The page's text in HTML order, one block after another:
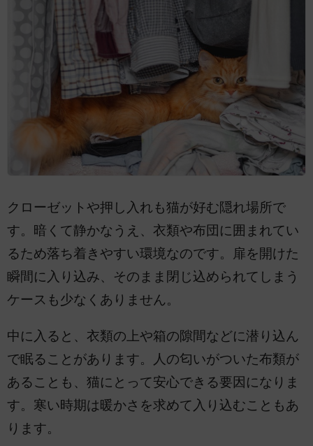
クローゼットや押し入れも猫が好む隠れ場所で
す。暗くて静かなうえ、衣類や布団に囲まれてい
るため落ち着きやすい環境なのです。扉を開けた
瞬間に入り込み、そのまま閉じ込められてしまう
ケースも少なくありません。
中に入ると、衣類の上や箱の隙間などに潜り込ん
で眠ることがあります。人の匂いがついた布類が
あることも、猫にとって安心できる要因になりま
す。寒い時期は暖かさを求めて入り込むこともあ
ります。